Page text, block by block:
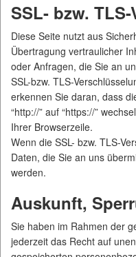
SSL- bzw.
Diese Seite nutzt aus
Übertragung vertraulicher
oder Anfragen, die Sie an
SSL-bzw. TLS-
erkennen Sie daran, dass
“http://” auf “https://”
Ihrer Browserzeile.
Wenn die SSL- bzw. TLS-
Daten, die Sie an uns
werden.
Auskunft,
Sie haben im Rahmen der
jederzeit das Recht auf